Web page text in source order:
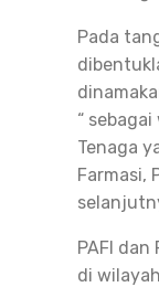
Pada
“
Tenaga
Farmasi,
PAFI dan
di